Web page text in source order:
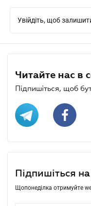
Увійдіть, щоб
Читайте нас в
Підпишіться, щоб
Підпишіться
Щопонеділка отримуйте